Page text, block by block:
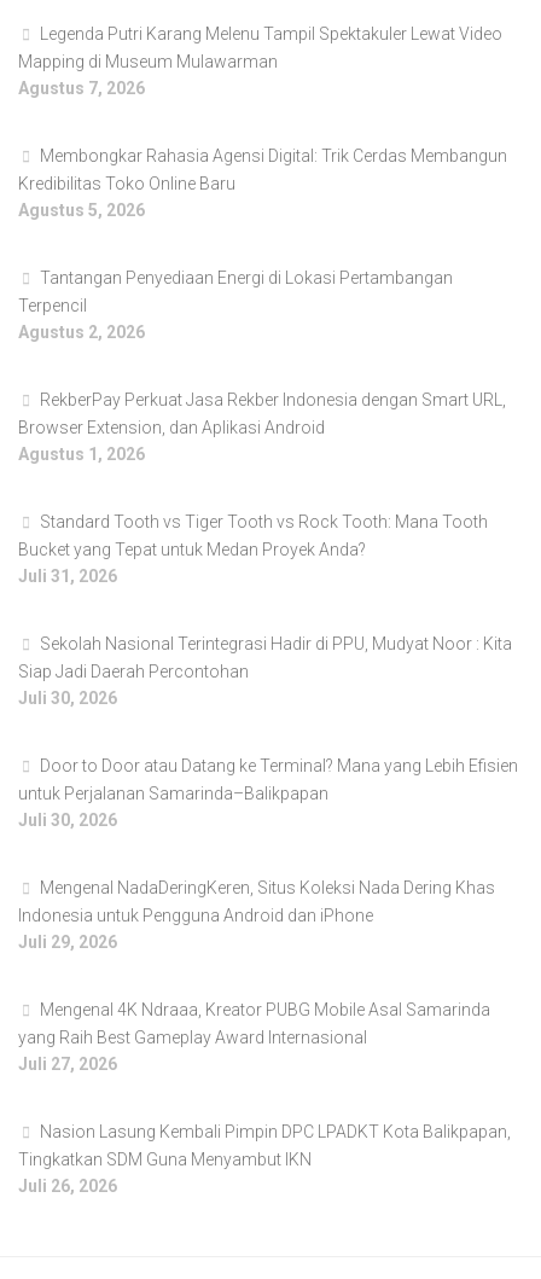
Legenda Putri Karang Melenu Tampil Spektakuler Lewat Video
Mapping di Museum Mulawarman
Agustus 7, 2026
Membongkar Rahasia Agensi Digital: Trik Cerdas Membangun
Kredibilitas Toko Online Baru
Agustus 5, 2026
Tantangan Penyediaan Energi di Lokasi Pertambangan
Terpencil
Agustus 2, 2026
RekberPay Perkuat Jasa Rekber Indonesia dengan Smart URL,
Browser Extension, dan Aplikasi Android
Agustus 1, 2026
Standard Tooth vs Tiger Tooth vs Rock Tooth: Mana Tooth
Bucket yang Tepat untuk Medan Proyek Anda?
Juli 31, 2026
Sekolah Nasional Terintegrasi Hadir di PPU, Mudyat Noor : Kita
Siap Jadi Daerah Percontohan
Juli 30, 2026
Door to Door atau Datang ke Terminal? Mana yang Lebih Efisien
untuk Perjalanan Samarinda–Balikpapan
Juli 30, 2026
Mengenal NadaDeringKeren, Situs Koleksi Nada Dering Khas
Indonesia untuk Pengguna Android dan iPhone
Juli 29, 2026
Mengenal 4K Ndraaa, Kreator PUBG Mobile Asal Samarinda
yang Raih Best Gameplay Award Internasional
Juli 27, 2026
Nasion Lasung Kembali Pimpin DPC LPADKT Kota Balikpapan,
Tingkatkan SDM Guna Menyambut IKN
Juli 26, 2026